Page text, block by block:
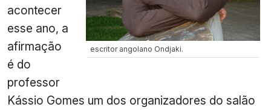
escritor angolano Ondjaki.
acontecer
esse ano, a
afirmação
é do
professor
Kássio Gomes um dos organizadores do salão